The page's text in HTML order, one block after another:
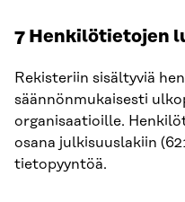
7 Henkilötietojen
Rekisteriin sisältyviä
säännönmukaisesti
organisaatioille.
osana julkisuuslakiin
tietopyyntöä.